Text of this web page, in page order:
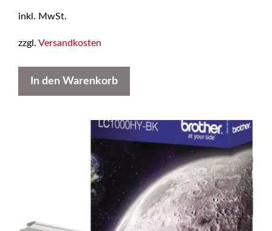
inkl. MwSt.
zzgl. Versandkosten
In den Warenkorb